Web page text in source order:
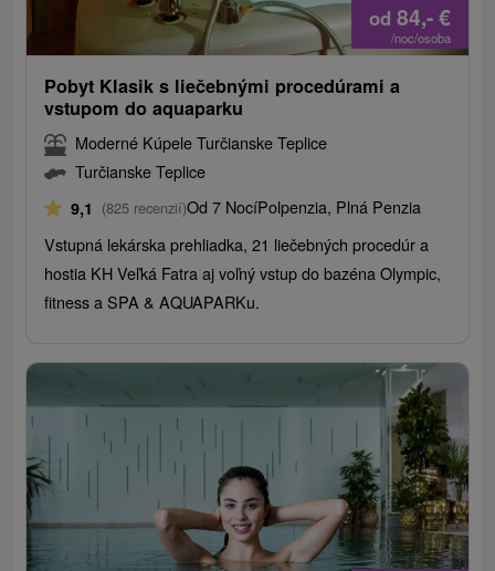
od 84,-€
/noc/osoba
Pobyt Klasik s liečebnými procedúrami a
vstupom do aquaparku
Moderné Kúpele Turčianske Teplice
Turčianske Teplice
9,1 (825 recenzií)Od 7 NocíPolpenzia, Plná Penzia
Vstupná lekárska prehliadka, 21 liečebných procedúr a
hostia KH Veľká Fatra aj voľný vstup do bazéna Olympic,
fitness a SPA & AQUAPARKu.